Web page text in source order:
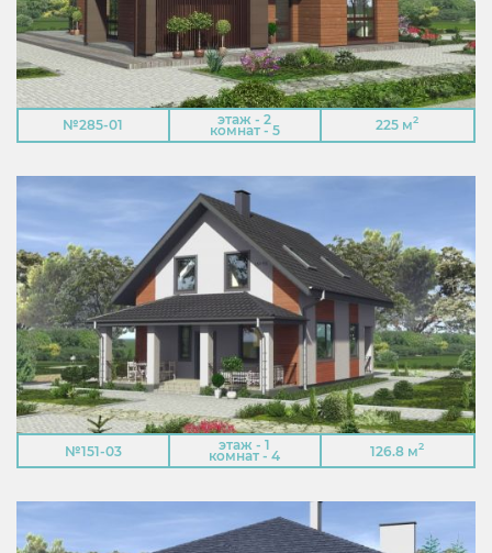
№285-01 этаж - 2
комнат - 5 225 м2
№151-03 этаж - 1
комнат - 4 126.8 м2